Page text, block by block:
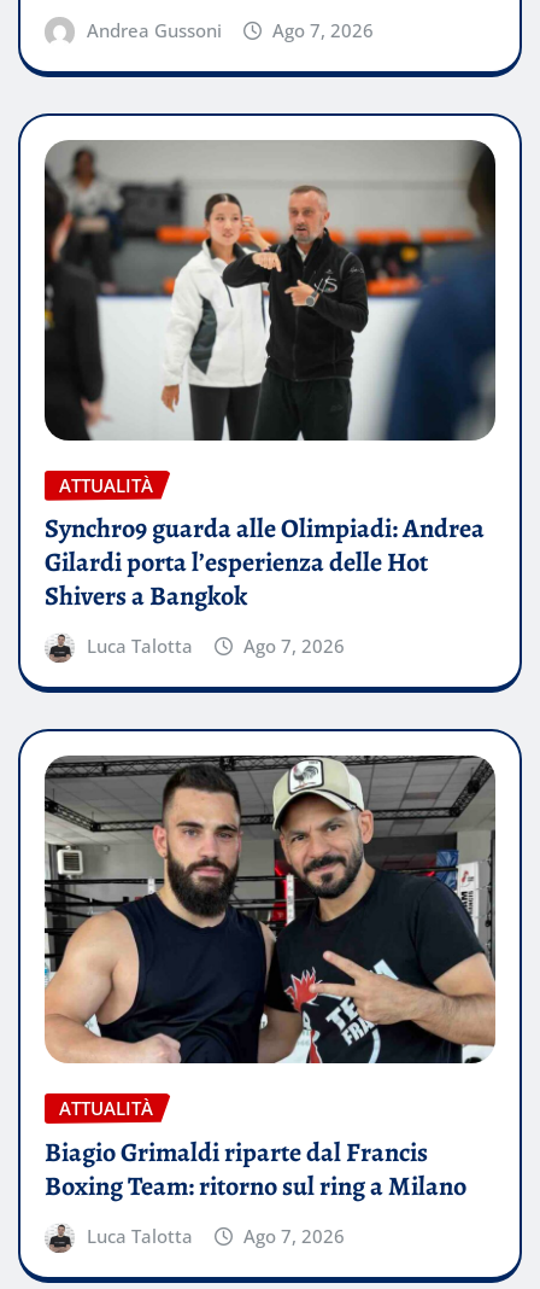
Andrea Gussoni Ago 7, 2026
ATTUALITÀ
Synchro9 guarda alle Olimpiadi: Andrea
Gilardi porta l’esperienza delle Hot
Shivers a Bangkok
Luca Talotta Ago 7, 2026
ATTUALITÀ
Biagio Grimaldi riparte dal Francis
Boxing Team: ritorno sul ring a Milano
Luca Talotta Ago 7, 2026